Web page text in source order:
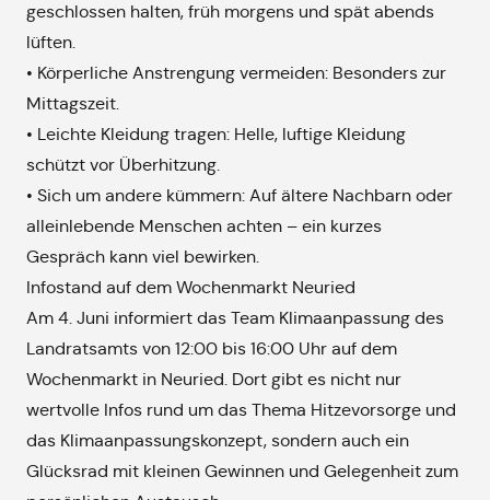
geschlossen halten, früh morgens und spät abends
lüften.
• Körperliche Anstrengung vermeiden: Besonders zur
Mittagszeit.
• Leichte Kleidung tragen: Helle, luftige Kleidung
schützt vor Überhitzung.
• Sich um andere kümmern: Auf ältere Nachbarn oder
alleinlebende Menschen achten – ein kurzes
Gespräch kann viel bewirken.
Infostand auf dem Wochenmarkt Neuried
Am 4. Juni informiert das Team Klimaanpassung des
Landratsamts von 12:00 bis 16:00 Uhr auf dem
Wochenmarkt in Neuried. Dort gibt es nicht nur
wertvolle Infos rund um das Thema Hitzevorsorge und
das Klimaanpassungskonzept, sondern auch ein
Glücksrad mit kleinen Gewinnen und Gelegenheit zum